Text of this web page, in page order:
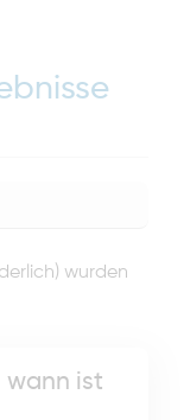
wurden
wann ist